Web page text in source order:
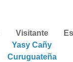
Visitante
Yasy Cañy
Curuguateña